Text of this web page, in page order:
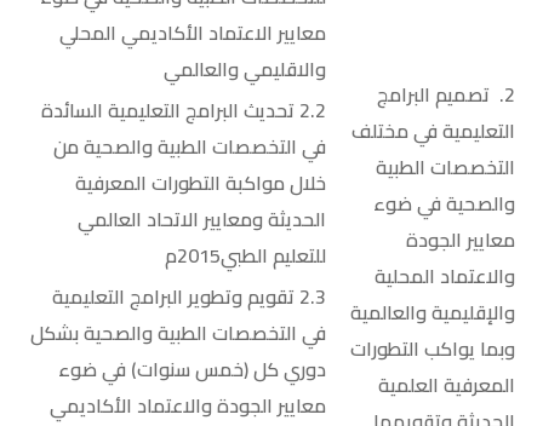
2. تصميم البرامج
التعليمية في مختلف
التخصصات الطبية
والصحية في ضوء
معايير الجودة
والاعتماد المحلية
والإقليمية والعالمية
وبما يواكب التطورات
المعرفية العلمية
معايير الاعتماد الأكاديمي المحلي
والاقليمي والعالمي
2.2 تحديث البرامج التعليمية السائدة
في التخصصات الطبية والصحية من
خلال مواكبة التطورات المعرفية
الحديثة ومعايير الاتحاد العالمي
للتعليم الطبي2015م
2.3 تقويم وتطوير البرامج التعليمية
في التخصصات الطبية والصحية بشكل
دوري كل (خمس سنوات) في ضوء
معايير الجودة والاعتماد الأكاديمي